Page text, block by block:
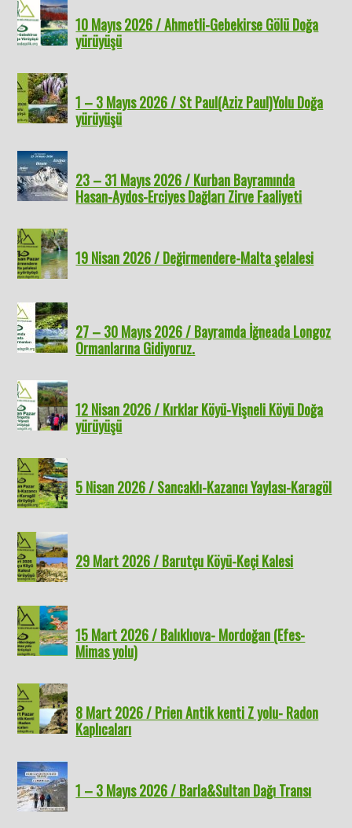
10 Mayıs 2026 / Ahmetli-Gebekirse Gölü Doğa
yürüyüşü
1 – 3 Mayıs 2026 / St Paul(Aziz Paul)Yolu Doğa
yürüyüşü
23 – 31 Mayıs 2026 / Kurban Bayramında
Hasan-Aydos-Erciyes Dağları Zirve Faaliyeti
19 Nisan 2026 / Değirmendere-Malta şelalesi
27 – 30 Mayıs 2026 / Bayramda İğneada Longoz
Ormanlarına Gidiyoruz.
12 Nisan 2026 / Kırklar Köyü-Vişneli Köyü Doğa
yürüyüşü
5 Nisan 2026 / Sancaklı-Kazancı Yaylası-Karagöl
29 Mart 2026 / Barutçu Köyü-Keçi Kalesi
15 Mart 2026 / Balıklıova- Mordoğan (Efes-
Mimas yolu)
8 Mart 2026 / Prien Antik kenti Z yolu- Radon
Kaplıcaları
1 – 3 Mayıs 2026 / Barla&Sultan Dağı Transı